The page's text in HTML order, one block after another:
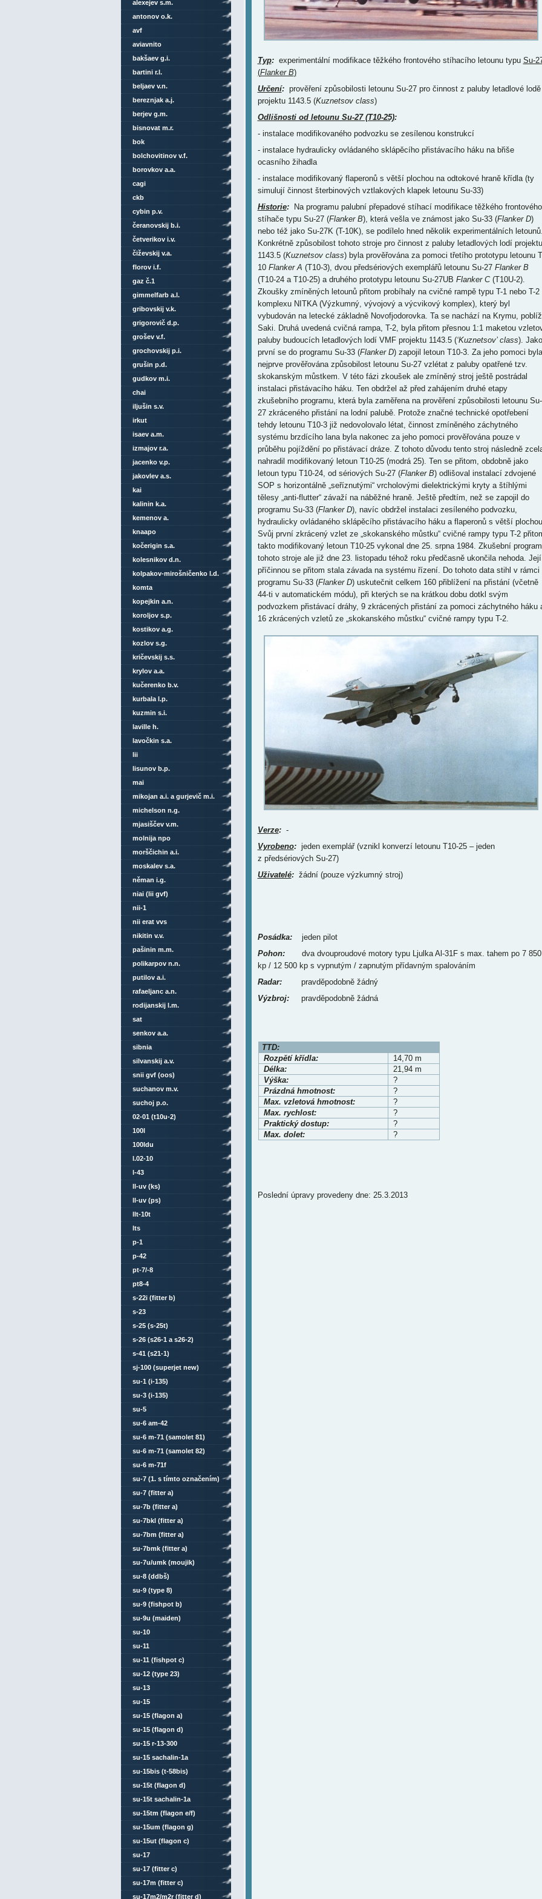
Typ:experimentální modifikace těžkého frontového stíhacího letounu typu Su-
(Flanker B)
Určení:prověření způsobilosti letounu Su-27 pro činnost z paluby letadlové lodě
projektu 1143.5 (Kuznetsov class)
Odlišnosti od letounu Su-27 (T10-25):
- instalace modifikovaného podvozku se zesílenou konstrukcí
- instalace hydraulicky ovládaného sklápěcího přistávacího háku na břiše
ocasního žihadla
- instalace modifikovaný flaperonů s větší plochou na odtokové hraně křídla (ty
simulují činnost šterbinových vztlakových klapek letounu Su-33)
Historie:Na programu palubní přepadové stíhací modifikace těžkého frontového
stíhače typu Su-27 (Flanker B), která vešla ve známost jako Su-33 (Flanker D)
nebo též jako Su-27K (T-10K), se podílelo hned několik experimentálních
Konkrétně způsobilost tohoto stroje pro činnost z paluby letadlových lodí projektu
1143.5 (Kuznetsov class) byla prověřována za pomoci třetího prototypu letounu
10 Flanker A (T10-3), dvou předsériových exemplářů letounu Su-27 Flanker B
(T10-24 a T10-25) a druhého prototypu letounu Su-27UB Flanker C(T10U-2).
Zkoušky zmíněných letounů přitom probíhaly na cvičné rampě typu T-1 nebo T-2
komplexu NITKA (Výzkumný, vývojový a výcvikový komplex), který byl
vybudován na letecké základně Novofjodorovka. Ta se nachází na Krymu, poblíž
Saki. Druhá uvedená cvičná rampa, T-2, byla přitom přesnou 1:1 maketou
paluby budoucích letadlových lodí VMF projektu 1143.5 (‘Kuznetsov’ class). Jako
první se do programu Su-33 (Flanker D) zapojil letoun T10-3. Za jeho pomoci byla
nejprve prověřována způsobilost letounu Su-27 vzlétat z paluby opatřené tzv.
skokanským můstkem. V této fázi zkoušek ale zmíněný stroj ještě postrádal
instalaci přistávacího háku. Ten obdržel až před zahájením druhé etapy
zkušebního programu, která byla zaměřena na prověření způsobilosti letounu Su-
27 zkráceného přistání na lodní palubě. Protože značné technické opotřebení
tehdy letounu T10-3 již nedovolovalo létat, činnost zmíněného záchytného
systému brzdícího lana byla nakonec za jeho pomoci prověřována pouze v
průběhu pojíždění po přistávací dráze. Z tohoto důvodu tento stroj následně
nahradil modifikovaný letoun T10-25 (modrá 25). Ten se přitom, obdobně jako
letoun typu T10-24, od sériových Su-27 (Flanker B) odlišoval instalací zdvojené
SOP s horizontálně „seříznutými“ vrcholovými dielektrickými kryty a štíhlými
tělesy „anti-flutter“ závaží na náběžné hraně. Ještě předtím, než se zapojil do
programu Su-33 (Flanker D), navíc obdržel instalaci zesíleného podvozku,
hydraulicky ovládaného sklápěcího přistávacího háku a flaperonů s větší
Svůj první zkrácený vzlet ze „skokanského můstku“ cvičné rampy typu T-2
takto modifikovaný letoun T10-25 vykonal dne 25. srpna 1984. Zkušební program
tohoto stroje ale již dne 23. listopadu téhož roku předčasně ukončila nehoda. Její
příčinnou se přitom stala závada na systému řízení. Do tohoto data stihl v rámci
programu Su-33 (Flanker D) uskutečnit celkem 160 přiblížení na přistání (včetně
44-ti v automatickém módu), při kterých se na krátkou dobu dotkl svým
podvozkem přistávací dráhy, 9 zkrácených přistání za pomoci záchytného háku
16 zkrácených vzletů ze „skokanského můstku“ cvičné rampy typu T-2.
Verze:-
Vyrobeno:jeden exemplář (vznikl konverzí letounu T10-25 – jeden
z předsériových Su-27)
Uživatelé:žádní (pouze výzkumný stroj)
Posádka:jeden pilot
Pohon:dva dvouproudové motory typu Ljulka Al-31F s max. tahem po 7 850
kp / 12 500 kp s vypnutým / zapnutým přídavným spalováním
Radar:pravděpodobně žádný
Výzbroj:pravděpodobně žádná
TTD:
Rozpětí křídla:
14,70 m
Délka:
21,94 m
Výška:
?
Prázdná hmotnost:
?
Max. vzletová hmotnost:
?
Max. rychlost:
?
Praktický dostup:
?
Max. dolet:
?
Poslední úpravy provedeny dne: 25.3.2013
alexejev s.m.
antonov o.k.
avf
aviavnito
bakšaev g.i.
bartini r.l.
beljaev v.n.
bereznjak a.j.
berjev g.m.
bisnovat m.r.
bok
bolchovitinov v.f.
borovkov a.a.
cagi
ckb
cybin p.v.
čeranovskij b.i.
četverikov i.v.
čiževskij v.a.
florov i.f.
gaz č.1
gimmelfarb a.l.
gribovskij v.k.
grigorovič d.p.
grošev v.f.
grochovskij p.i.
grušin p.d.
gudkov m.i.
chai
iljušin s.v.
irkut
isaev a.m.
izmajov r.a.
jacenko v.p.
jakovlev a.s.
kai
kalinin k.a.
kemenov a.
knaapo
kočerigin s.a.
kolesnikov d.n.
kolpakov-mirošničenko l.d.
komta
kopejkin a.n.
koroljov s.p.
kostikov a.g.
kozlov s.g.
kričevskij s.s.
krylov a.a.
kučerenko b.v.
kurbala l.p.
kuzmin s.i.
laville h.
lavočkin s.a.
lii
lisunov b.p.
mai
mikojan a.i. a gurjevič m.i.
michelson n.g.
mjasiščev v.m.
molnija npo
morščichin a.i.
moskalev s.a.
něman i.g.
niai (lii gvf)
nii-1
nii erat vvs
nikitin v.v.
pašinin m.m.
polikarpov n.n.
putilov a.i.
rafaeljanc a.n.
rodijanskij l.m.
sat
senkov a.a.
sibnia
silvanskij a.v.
snii gvf (oos)
suchanov m.v.
suchoj p.o.
02-01 (t10u-2)
100l
100ldu
l.02-10
l-43
ll-uv (ks)
ll-uv (ps)
llt-10t
lts
p-1
p-42
pt-7/-8
pt8-4
s-22i (fitter b)
s-23
s-25 (s-25t)
s-26 (s26-1 a s26-2)
s-41 (s21-1)
sj-100 (superjet new)
su-1 (i-135)
su-3 (i-135)
su-5
su-6 am-42
su-6 m-71 (samolet 81)
su-6 m-71 (samolet 82)
su-6 m-71f
su-7 (1. s tímto označením)
su-7 (fitter a)
su-7b (fitter a)
su-7bkl (fitter a)
su-7bm (fitter a)
su-7bmk (fitter a)
su-7u/umk (moujik)
su-8 (ddbš)
su-9 (type 8)
su-9 (fishpot b)
su-9u (maiden)
su-10
su-11
su-11 (fishpot c)
su-12 (type 23)
su-13
su-15
su-15 (flagon a)
su-15 (flagon d)
su-15 r-13-300
su-15 sachalin-1a
su-15bis (t-58bis)
su-15t (flagon d)
su-15t sachalin-1a
su-15tm (flagon e/f)
su-15um (flagon g)
su-15ut (flagon c)
su-17
su-17 (fitter c)
su-17m (fitter c)
su-17m2/m2r (fitter d)